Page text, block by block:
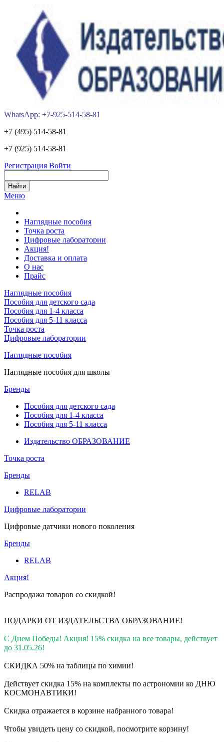
WhatsApp: +7-925-514-58-81
+7 (495) 514-58-81
+7 (925) 514-58-81
Регистрация Войти
Меню
Наглядные пособия
Точка роста
Цифровые лаборатории
Акция!
Доставка и оплата
О нас
Прайс
Наглядные пособия
Пособия для детского сада
Пособия для 1-4 класса
Пособия для 5-11 класса
Точка роста
Цифровые лаборатории
Наглядные пособия
Наглядные пособия для школы
Бренды
Пособия для детского сада
Пособия для 1-4 класса
Пособия для 5-11 класса
Издательство ОБРАЗОВАНИЕ
Точка роста
Бренды
RELAB
Цифровые лаборатории
Цифровые датчики нового поколения
Бренды
RELAB
Акция!
Распродажа товаров со скидкой!
ПОДАРКИ ОТ ИЗДАТЕЛЬСТВА ОБРАЗОВАНИЕ!
С Днем Победы! Акция! 15% скидка на все товары, действует
до 31.05.26!
СКИДКА 50% на таблицы по химии!
Действует скидка 15% на комплекты по астрономии ко ДНЮ
КОСМОНАВТИКИ!
Скидка отражается в корзине набранного товара!
Чтобы увидеть цену со скидкой, посмотрите корзину!